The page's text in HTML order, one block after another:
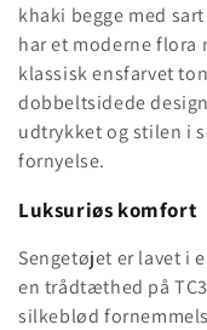
khaki begge med
har et moderne flora
klassisk ensfarvet
dobbeltsidede
udtrykket og stilen i
fornyelse.
Luksuriøs komfort
Sengetøjet er lavet i
en trådtæthed på
silkeblød